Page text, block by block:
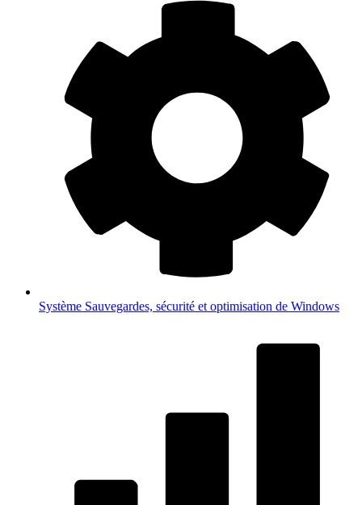
Système Sauvegardes, sécurité et optimisation de Windows